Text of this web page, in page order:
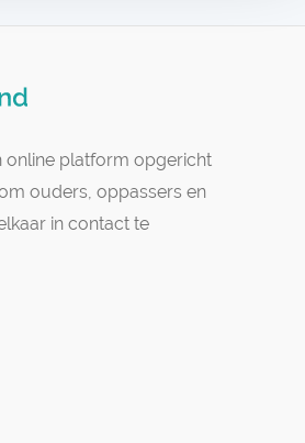
online platform opgericht
ouders, oppassers en
in contact te